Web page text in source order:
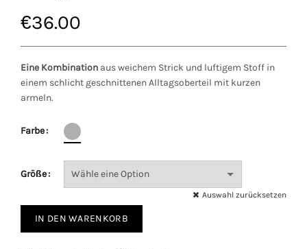
€36.00
Eine Kombination aus weichem Strick und luftigem Stoff in
einem schlicht geschnittenen Alltagsoberteil mit kurzen
armeln.
Farbe
Größe
Auswahl zurücksetzen
IN DEN WARENKORB